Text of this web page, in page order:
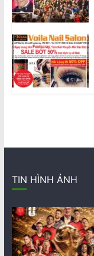
TIN HÌNH ẢNH